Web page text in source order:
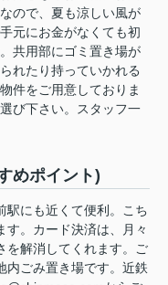
ので、夏も涼しい風が
元にお金がなくても初
共用部にゴミ置き場が
れたり持っていかれる
件をご用意しておりま
び下さい。スタッフ一
めポイント)
にも近くて便利。こち
す。カード決済は、月々
を解消してくれます。ご
内ごみ置き場です。近鉄